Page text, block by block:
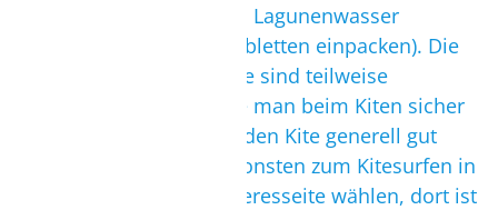
übermäßigem Genuss von Lagunenwasser
(sicherheitshalber Kohletabletten einpacken). Die
Ufer der Kappalady-Lagune sind teilweise
bewachsen, deshalb sollte man beim Kiten sicher
starten und landen sowie den Kite generell gut
kontrollieren können. Ansonsten zum Kitesurfen in
Kappalady einfach die Meeresseite wählen, dort ist